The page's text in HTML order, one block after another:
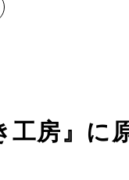
工房』に